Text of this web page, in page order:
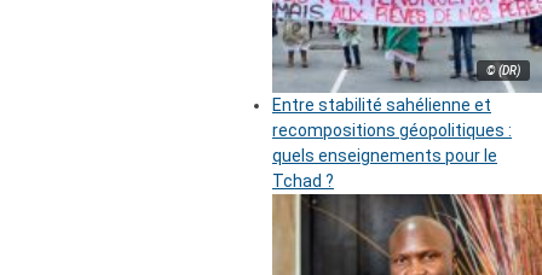
© (DR)
Entre stabilité sahélienne et
recompositions géopolitiques :
quels enseignements pour le
Tchad ?